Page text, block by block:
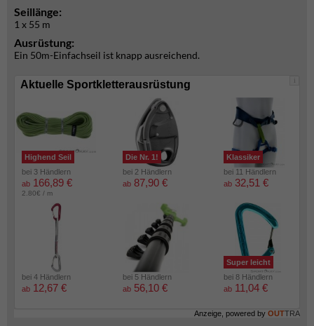
Seillänge:
1 x 55 m
Ausrüstung:
Ein 50m-Einfachseil ist knapp ausreichend.
i
Aktuelle Sportkletterausrüstung
Highend Seil
bei 3 Händlern
ab 166,89 €
2.80€ / m
Die Nr. 1!
bei 2 Händlern
ab 87,90 €
Klassiker
bei 11 Händlern
ab 32,51 €
bei 4 Händlern
ab 12,67 €
bei 5 Händlern
ab 56,10 €
Super leicht
bei 8 Händlern
ab 11,04 €
Anzeige, powered by OUTTRA